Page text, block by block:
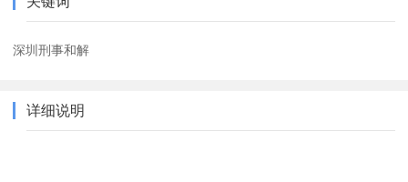
深圳刑事和解
详细说明